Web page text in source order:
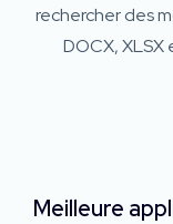
rechercher des
DOCX,
Meilleure